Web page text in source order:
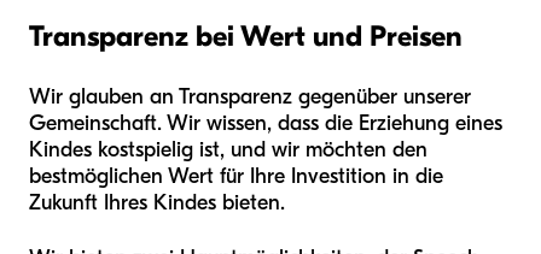
Transparenz bei Wert und Preisen
Wir glauben an Transparenz gegenüber unserer
Gemeinschaft. Wir wissen, dass die Erziehung eines
Kindes kostspielig ist, und wir möchten den
bestmöglichen Wert für Ihre Investition in die
Zukunft Ihres Kindes bieten.